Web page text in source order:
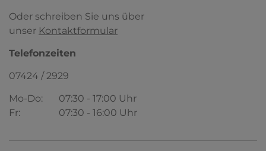
Dummy
Oder schreiben Sie uns über
unser Kontaktformular
Telefonzeiten
07424 / 2929
Mo-Do:
07:30 - 17:00 Uhr
Fr:
07:30 - 16:00 Uhr